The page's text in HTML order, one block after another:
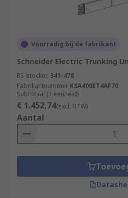
Voorradig bij de fabrikant
Schneider Electric Trunking
RS-stocknr. 341-478
Fabrikantnummer KSA400ET4AF70
Subtotaal (1 eenheid)
€ 1.452,74(excl. BTW)
Aantal